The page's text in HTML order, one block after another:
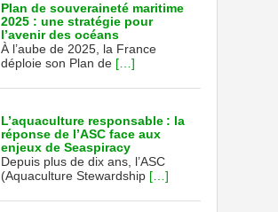
Plan de souveraineté maritime
2025 : une stratégie pour
l’avenir des océans
À l’aube de 2025, la France
déploie son Plan de […]
L’aquaculture responsable : la
réponse de l’ASC face aux
enjeux de Seaspiracy
Depuis plus de dix ans, l’ASC
(Aquaculture Stewardship […]